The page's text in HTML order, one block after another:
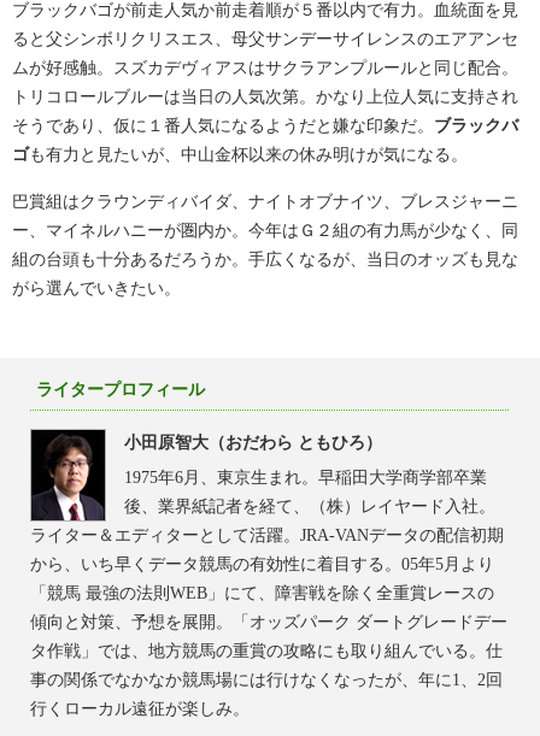
ブラックバゴが前走人気か前走着順が５番以内で有力。血統面を見
ると父シンボリクリスエス、母父サンデーサイレンスのエアアンセ
ムが好感触。スズカデヴィアスはサクラアンプルールと同じ配合。
トリコロールブルーは当日の人気次第。かなり上位人気に支持され
そうであり、仮に１番人気になるようだと嫌な印象だ。 ブラックバ
ゴも有力と見たいが、中山金杯以来の休み明けが気になる。
巴賞組はクラウンディバイダ、ナイトオブナイツ、ブレスジャーニ
ー、マイネルハニーが圏内か。今年はＧ２組の有力馬が少なく、同
組の台頭も十分あるだろうか。手広くなるが、当日のオッズも見な
がら選んでいきたい。
ライタープロフィール
小田原智大（おだわら ともひろ）
1975年6月、東京生まれ。早稲田大学商学部卒業
後、業界紙記者を経て、（株）レイヤード入社。
ライター＆エディターとして活躍。JRA-VANデータの配信初期
から、いち早くデータ競馬の有効性に着目する。05年5月より
「競馬 最強の法則WEB」にて、障害戦を除く全重賞レースの
傾向と対策、予想を展開。「オッズパーク ダートグレードデー
タ作戦」では、地方競馬の重賞の攻略にも取り組んでいる。仕
事の関係でなかなか競馬場には行けなくなったが、年に1、2回
行くローカル遠征が楽しみ。